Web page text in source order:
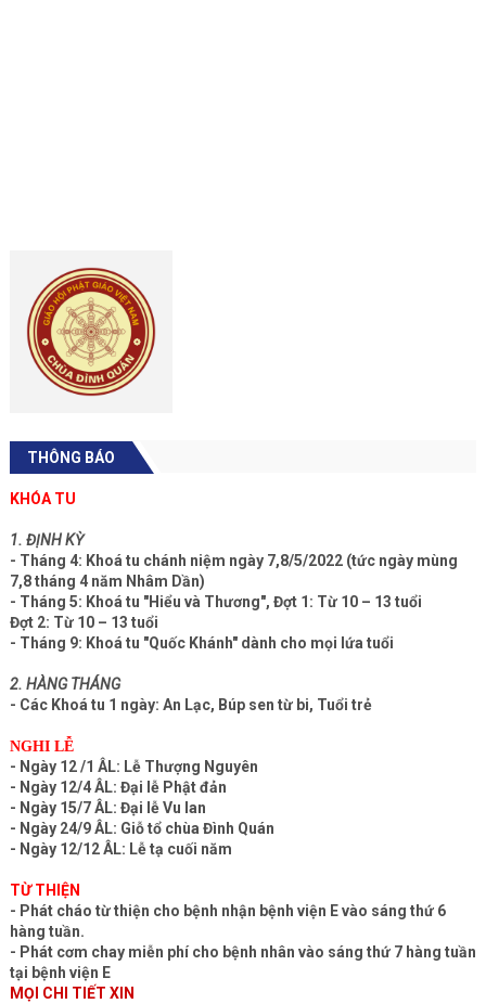
THÔNG BÁO
KHÓA TU
1. ĐỊNH KỲ
- Tháng 4: Khoá tu chánh niệm ngày 7,8/5/2022 (tức ngày mùng
7,8 tháng 4 năm Nhâm Dần)
- Tháng 5: Khoá tu "Hiểu và Thương", Đợt 1: Từ 10 – 13 tuổi
Đợt 2: Từ 10 – 13 tuổi
- Tháng 9: Khoá tu "Quốc Khánh" dành cho mọi lứa tuổi
2. HÀNG THÁNG
- Các Khoá tu 1 ngày: An Lạc, Búp sen từ bi, Tuổi trẻ
NGHI LỄ
- Ngày 12 /1 ÂL: Lễ Thượng Nguyên
- Ngày 12/4 ÂL: Đại lễ Phật đản
- Ngày 15/7 ÂL: Đại lễ Vu lan
- Ngày 24/9 ÂL: Giỗ tổ chùa Đình Quán
- Ngày 12/12 ÂL: Lễ tạ cuối năm
TỪ THIỆN
- Phát cháo từ thiện cho bệnh nhận bệnh viện E vào sáng thứ 6
hàng tuần.
- Phát cơm chay miễn phí cho bệnh nhân vào sáng thứ 7 hàng tuần
tại bệnh viện E
MỌI CHI TIẾT XIN